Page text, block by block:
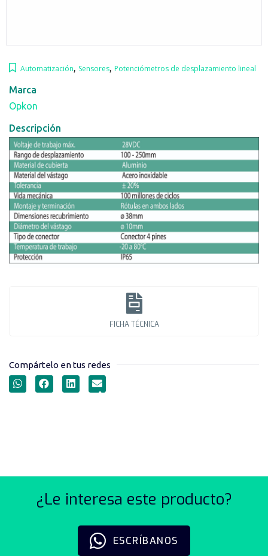
Automatización, Sensores, Potenciómetros de desplazamiento lineal
Marca
Opkon
Descripción
FICHA TÉCNICA
Compártelo en tus redes
¿Le interesa este producto?
ESCRÍBANOS